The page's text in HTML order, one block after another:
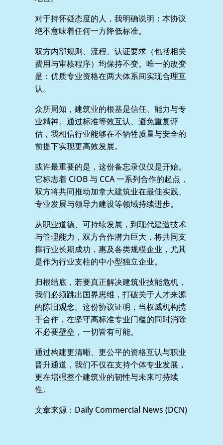
对于持怀疑态度的人，我明确说明：本协议
绝不意味着任何一方降低标准。
双方内部规则、流程、认证要求（包括相关
费用与审核程序）均保持不变。唯一的改变
是：优质专业资格在两大体系间实现合理互
认。
众所周知，建筑业的根基是信任、能力与专
业精神。通过标准等效互认、避免重复评
估，我相信行业能够在不牺牲质量与安全的
前提下实现更高效发展。
或许最重要的是，这份备忘录仅仅是开始。
它标志着 CIOB 与 CCA 一系列合作的起点，
双方将共同推动加拿大建筑业在最佳实践、
专业发展与领导力建设等领域持续进步。
从职业道德、可持续发展，到现代建造技术
与管理能力，双方合作潜力巨大，将共同支
撑行业长期成功，惠及各类规模企业，尤其
是作为行业支柱的中小型独立企业。
归根结底，若要真正解决建筑业技能危机，
我们必须跳出国界思维，打破关于人才来源
的陈旧观念。这份协议证明，当权威机构携
手合作，在坚守高标准专业门槛的同时消除
不必要壁垒，一切皆有可能。
通过构建更清晰、更公平的资格互认与职业
晋升通道，我们不仅在支持个体专业发展，
更在增强整个建筑业的韧性与未来可持续
性。
文章来源：Daily Commercial News (DCN)